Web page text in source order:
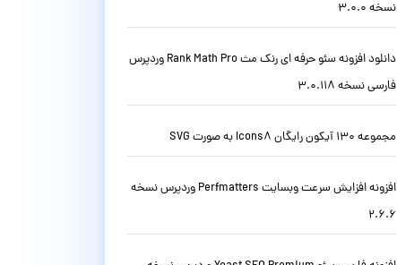
نسخه 3.0.0
دانلود افزونه سئو حرفه ای رنک مث Rank Math Pro وردپرس
فارسی نسخه 3.0.118
مجموعه 130 آیکون رایگان Icons8 به صورت SVG
افزونه افزایش سرعت وبسایت Perfmatters وردپرس نسخه
2.6.6